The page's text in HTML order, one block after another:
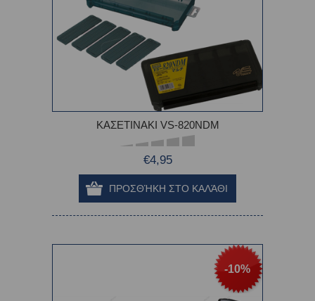
KAΣΕΤΙΝΑΚΙ VS-820NDM
€4,95
-10%